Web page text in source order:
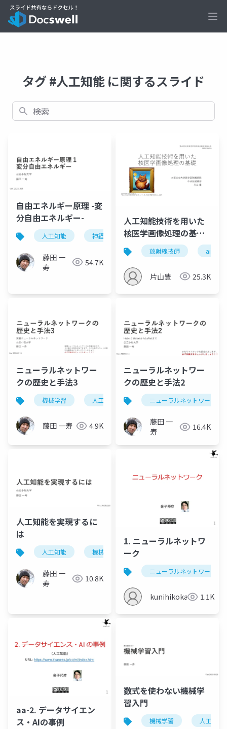
タグ #人工知能 に関するスライド
検索
自由エネルギー原理 -変
分自由エネルギー-
人工知能 神経科学
藤田 一
寿
54.7K
人工知能技術を用いた
核医学画像処理の基礎
(2022/09/09)
放射線技師 ai
片山豊 25.3K
ニューラルネットワー
クの歴史と手法3
機械学習 人工知能 ニューラルネットワーク
藤田 一寿 4.9K
ニューラルネットワー
クの歴史と手法2
ニューラルネットワーク
藤田 一
寿
16.4K
人工知能を実現するに
は
人工知能 機械学習
藤田 一
寿
10.8K
1. ニューラルネットワ
ーク
ニューラルネットワーク
kunihikokaneko1.1K
aa-2. データサイエン
ス・AIの事例
数式を使わない機械学
習入門
機械学習 人工知能